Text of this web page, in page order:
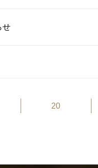
せ
20